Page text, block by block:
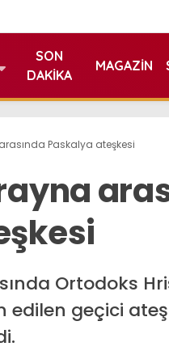
SON
DAKIKA
MAGAZIN
Paskalya ateşkesi
Ortodoks
edilen geçici